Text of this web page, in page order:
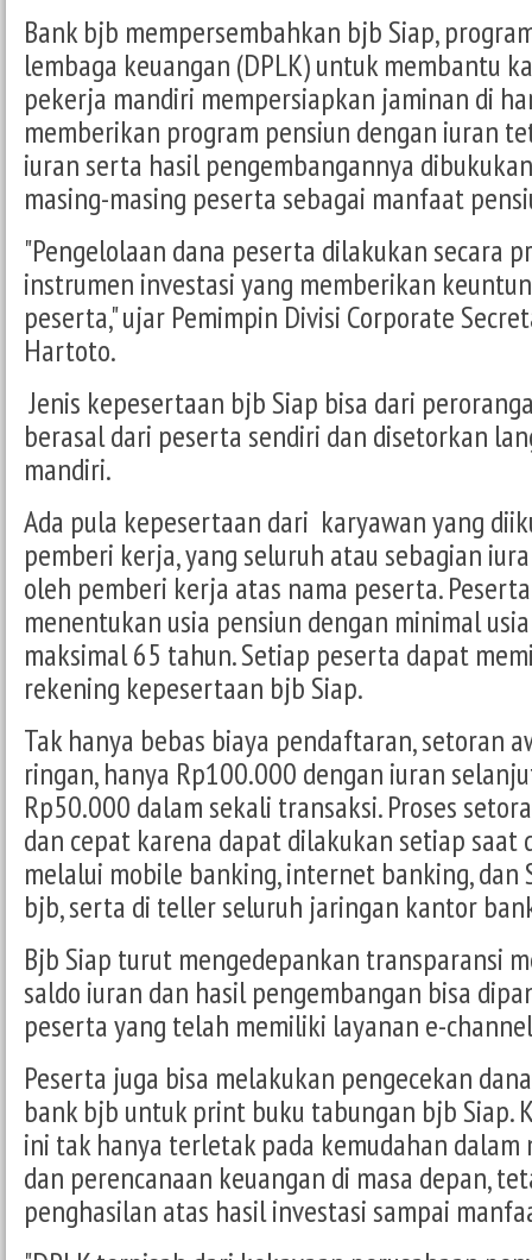
Bank bjb mempersembahkan bjb Siap,
lembaga keuangan (DPLK) untuk membantu
pekerja mandiri mempersiapkan jaminan di
memberikan program pensiun dengan iuran
iuran serta hasil pengembangannya
masing-masing peserta sebagai manfaat
"Pengelolaan dana peserta dilakukan secara
instrumen investasi yang memberikan
peserta," ujar Pemimpin Divisi Corporate
Hartoto.
Jenis kepesertaan bjb Siap bisa dari
berasal dari peserta sendiri dan disetorkan
mandiri.
Ada pula kepesertaan dari karyawan yang
pemberi kerja, yang seluruh atau sebagian
oleh pemberi kerja atas nama peserta.
menentukan usia pensiun dengan minimal
maksimal 65 tahun. Setiap peserta dapat
rekening kepesertaan bjb Siap.
Tak hanya bebas biaya pendaftaran, setoran
ringan, hanya Rp100.000 dengan iuran
Rp50.000 dalam sekali transaksi. Proses
dan cepat karena dapat dilakukan setiap saat
melalui mobile banking, internet banking, dan
bjb, serta di teller seluruh jaringan kantor
Bjb Siap turut mengedepankan transparansi
saldo iuran dan hasil pengembangan bisa
peserta yang telah memiliki layanan e-
Peserta juga bisa melakukan pengecekan
bank bjb untuk print buku tabungan bjb Siap.
ini tak hanya terletak pada kemudahan dalam
dan perencanaan keuangan di masa depan,
penghasilan atas hasil investasi sampai